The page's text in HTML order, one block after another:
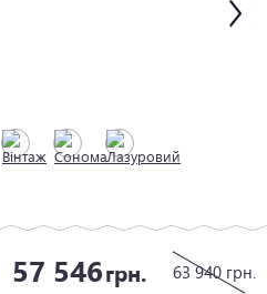
63 940 грн.
57 546грн.